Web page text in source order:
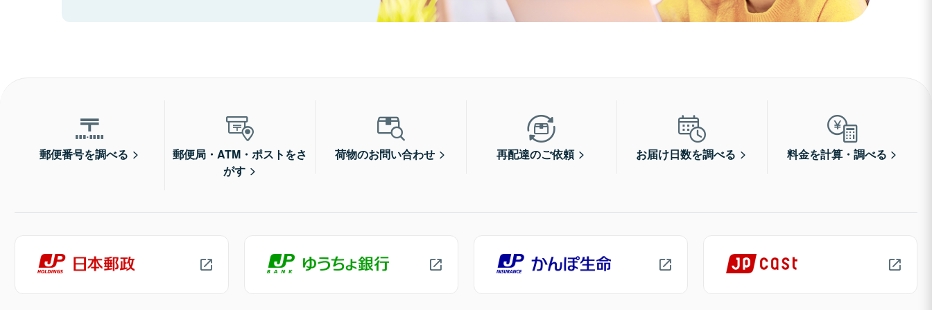
郵便番号を調べる
郵便局・ATM・ポストをさ
がす
荷物のお問い合わせ 再配達のご依頼 お届け日数を調べる 料金を計算・調べる